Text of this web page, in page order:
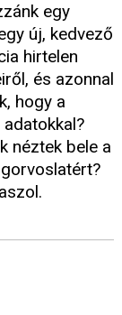
egy
új, kedvező
hirtelen
és azonnal
hogy a
néztek bele a